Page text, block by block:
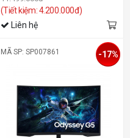
(Tiết kiệm: 4.200.000đ)
Liên hệ
MÃ SP: SP007861 -17%